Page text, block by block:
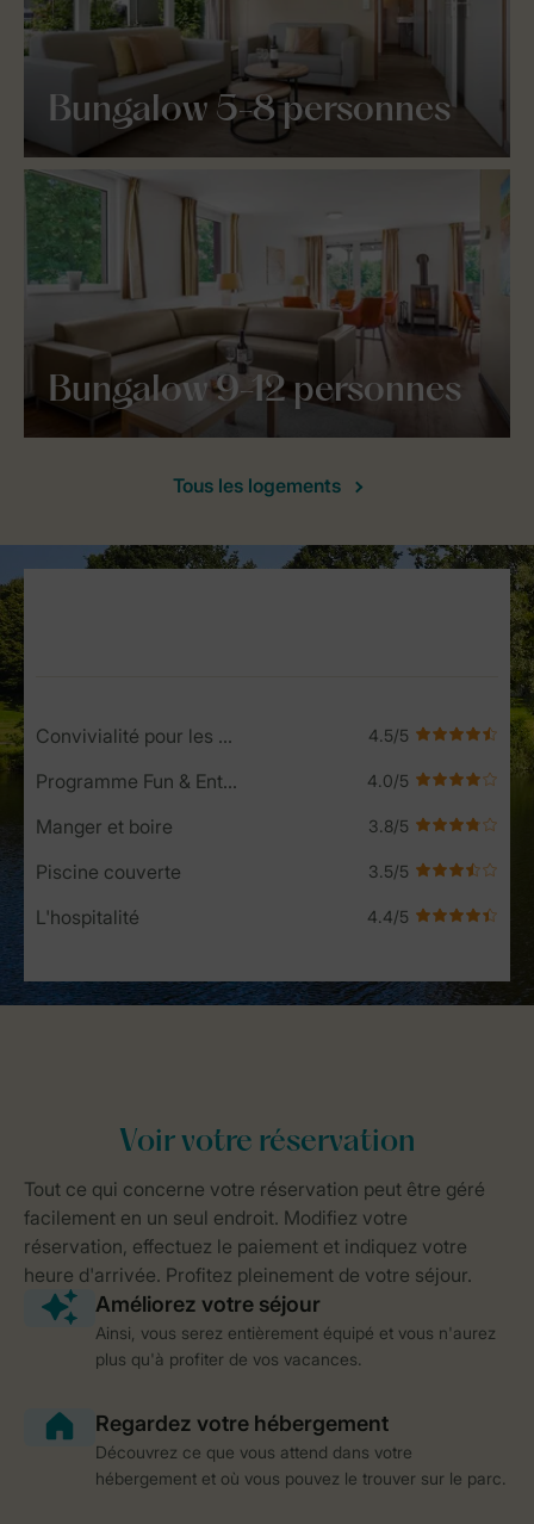
Bungalow 5-8 personnes
Bungalow 9-12 personnes
Tous les logements
Service Rating from our guests
Convivialité pour les enfants
Programme Fun & Entertainment
Manger et boire
Piscine couverte
L'hospitalité
Ainsi, vous serez entièrement équipé et vous n'aurez
plus qu'à profiter de vos vacances.
Découvrez ce que vous attend dans votre
hébergement et où vous pouvez le trouver sur le parc.